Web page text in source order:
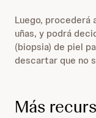
Luego, procederá
uñas, y podrá
(biopsia) de piel
descartar que no
Más